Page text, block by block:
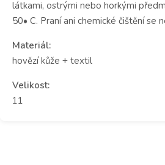
látkami, ostrými nebo horkými
50• C. Praní ani chemické čištění se
Materiál:
hovězí kůže + textil
Velikost:
11